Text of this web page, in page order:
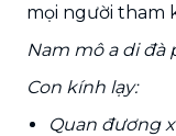
mọi người tham
Nam mô a di đà
Con kính lạy:
Quan đương